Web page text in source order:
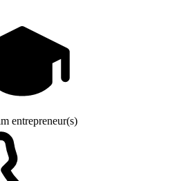
entrepreneur(s)